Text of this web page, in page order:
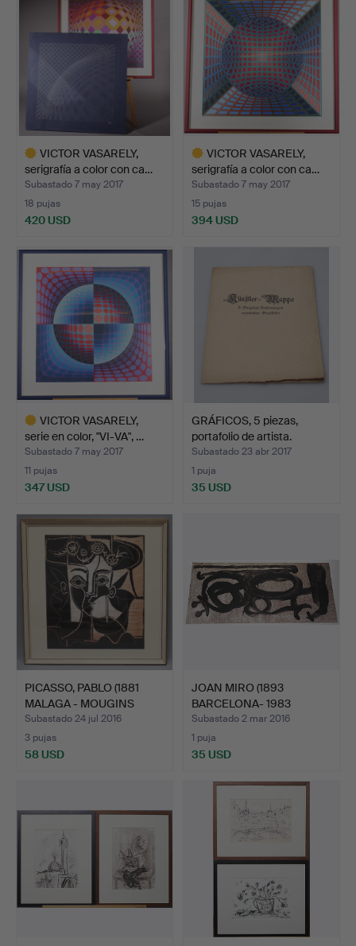
VICTOR VASARELY,
serigrafía a color con ca…
Subastado 7 may 2017
18 pujas
420 USD
VICTOR VASARELY,
serigrafía a color con ca…
Subastado 7 may 2017
15 pujas
394 USD
VICTOR VASARELY,
serie en color, "VI-VA", …
Subastado 7 may 2017
11 pujas
347 USD
seleccionado
GRÁFICOS, 5 piezas,
portafolio de artista.
Subastado 23 abr 2017
1 puja
35 USD
PICASSO, PABLO (1881
MALAGA - MOUGINS
1973…
Subastado 24 jul 2016
3 pujas
58 USD
JOAN MIRO (1893
BARCELONA- 1983
MALLORCA).…
Subastado 2 mar 2016
1 puja
35 USD